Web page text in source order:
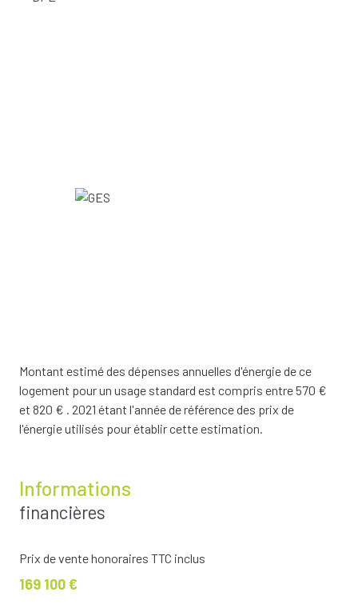
Montant estimé des dépenses annuelles d'énergie de ce
logement pour un usage standard est compris entre 570 €
et 820 € . 2021 étant l'année de référence des prix de
l'énergie utilisés pour établir cette estimation.
Informations
financières
Prix de vente honoraires TTC inclus
169 100 €